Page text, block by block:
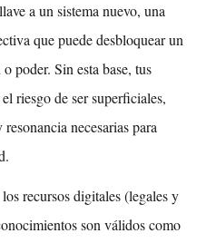
a un sistema nuevo, una
que puede desbloquear un
poder. Sin esta base, tus
riesgo de ser superficiales,
necesarias para
recursos digitales (legales y
son válidos como